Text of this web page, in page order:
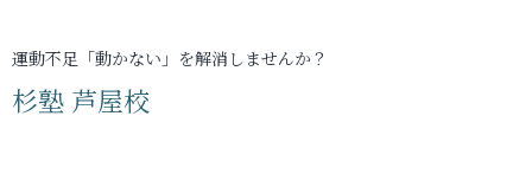
運動不足「動かない」を解消しませんか？
杉塾 芦屋校